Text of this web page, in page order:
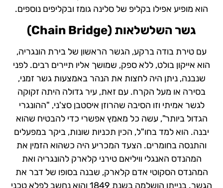
הוא מופיע אפילו בקליפ של סלינה גומז ובקליפים נוספים.
גשר השלשלאות (Chain Bridge
)
עם טירת בודה ברקע, הגשר הראשון של בירת הונגריה,
הוא אייקון בולט, ללא ספק, שמושך אליו תיירים רבים. לפני
שנבנה, ניתן היה לחצות את הנהר באמצעות גשר זמני,
בסירה או מעל הקרח. עם זאת, עיר גדולה היתה זקוקה
לגשר אמיתי וזו הסיבה שהרוזן איסטבן סצ'ני, "ההונגרי
הגדול ביותר", עשה כל מאמץ אפשרי כדי להבטיח שהוא
יבנה. הוא למד בחו"ל, הכין תכניות שונות, ביקר במפעלים
והתנסה בחומרים. הצעד המכריע היה כשהוא הזמין את
המהנדס האנגלי וויליאם טירני קלארק להונגריה ואת
המהנדס הסקוטי אדם קלארק, שבנה בסופו של דבר את
הגשר. בנייתו הושלמה בשנת 1849 והוא נחשב לפלא טכני